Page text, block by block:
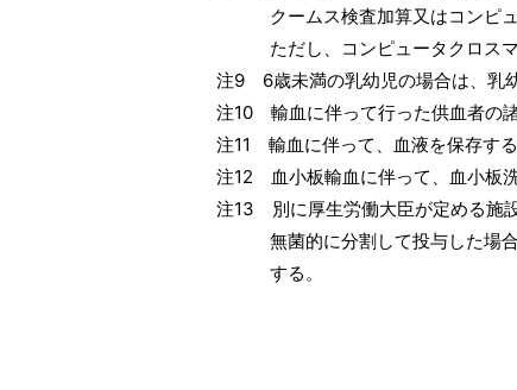
クームス検査加算又はコンピュータ
ただし、コンピュータクロスマッチ
注9 6歳未満の乳幼児の場合は、乳幼
注10 輸血に伴って行った供血者の諸
注11 輸血に伴って、血液を保存する
注12 血小板輸血に伴って、血小板洗
注13 別に厚生労働大臣が定める施設
無菌的に分割して投与した場合は、
する。